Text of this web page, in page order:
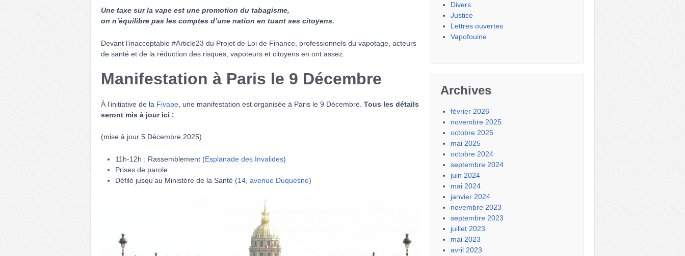
Une taxe sur la vape est une promotion du tabagisme,
on n’équilibre pas les comptes d’une nation en tuant ses citoyens.
Devant l’inacceptable #Article23 du Projet de Loi de Finance, professionnels du vapotage, acteurs
de santé et de la réduction des risques, vapoteurs et citoyens en ont assez.
Manifestation à Paris le 9 Décembre
À l’initiative de la Fivape , une manifestation est organisée à Paris le 9 Décembre. Tous les détails
seront mis à jour ici :
(mise à jour 5 Décembre 2025)
11h-12h : Rassemblement (Esplanade des Invalides)
Prises de parole
Défilé jusqu’au Ministère de la Santé (14, avenue Duquesne)
Divers
Justice
Lettres ouvertes
Vapofouine
Archives
février 2026
novembre 2025
octobre 2025
mai 2025
octobre 2024
septembre 2024
juin 2024
mai 2024
janvier 2024
novembre 2023
septembre 2023
juillet 2023
mai 2023
avril 2023